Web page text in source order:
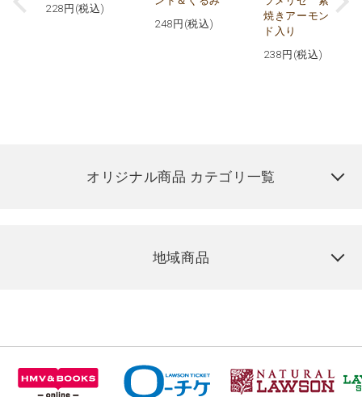
228 円(税込)
248 円(税込)
焼きアーモン
ド入り
238 円(税込)
オリジナル商品 カテゴリ一覧
地域商品